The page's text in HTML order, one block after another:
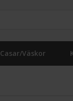
Casar/Väskor